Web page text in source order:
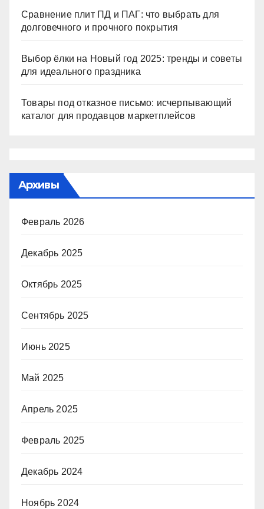
Сравнение плит ПД и ПАГ: что выбрать для
долговечного и прочного покрытия
Выбор ёлки на Новый год 2025: тренды и советы
для идеального праздника
Товары под отказное письмо: исчерпывающий
каталог для продавцов маркетплейсов
Архивы
Февраль 2026
Декабрь 2025
Октябрь 2025
Сентябрь 2025
Июнь 2025
Май 2025
Апрель 2025
Февраль 2025
Декабрь 2024
Ноябрь 2024